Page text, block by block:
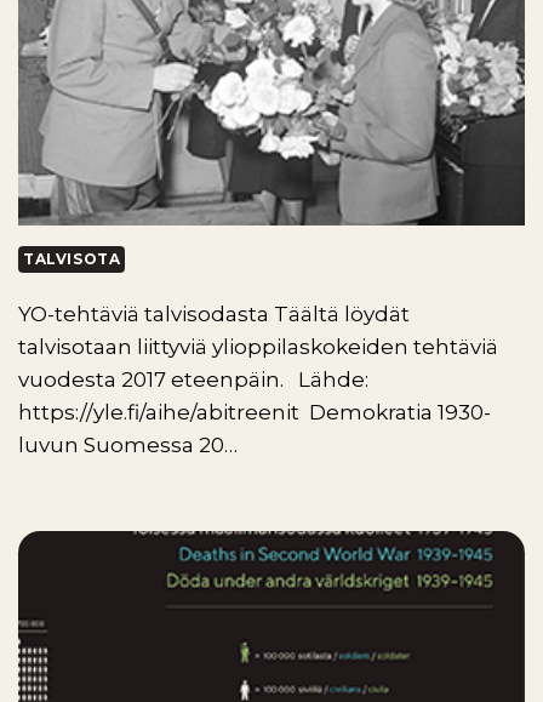
TALVISOTA
YO-tehtäviä talvisodasta Täältä löydät
talvisotaan liittyviä ylioppilaskokeiden tehtäviä
vuodesta 2017 eteenpäin. Lähde:
https://yle.fi/aihe/abitreenit Demokratia 1930-
luvun Suomessa 20…